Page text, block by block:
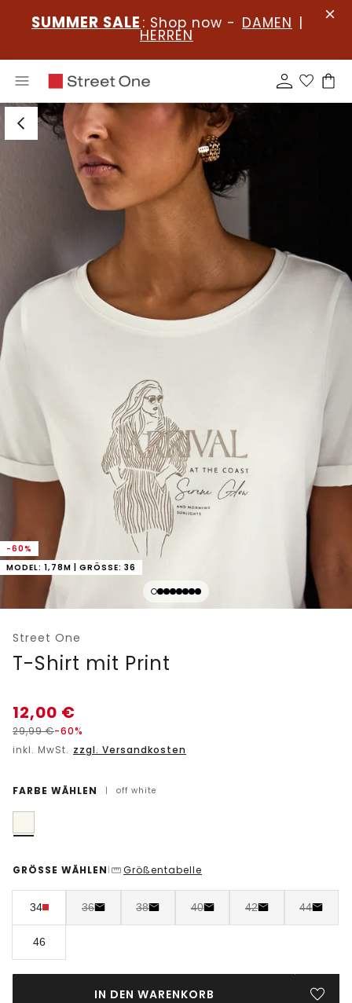
SUMMER SALE : Shop now - DAMEN |
HERREN
-60%
MODEL: 1,78M | GRÖSSE: 36
Street One
T-Shirt mit Print
12,00 €
29,99€-60%
inkl. MwSt. zzgl. Versandkosten
FARBE WÄHLEN | off white
GRÖSSE WÄHLEN | Größentabelle
34 36 38 40 42 44
46
IN DEN WARENKORB